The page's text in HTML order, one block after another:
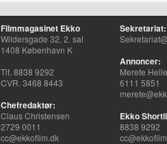
Filmmagasinet Ekko
Wildersgade 32, 2. sal
1408 København K
Tlf. 8838 9292
CVR. 3468 8443
Chefredaktør:
Claus Christensen
2729 0011
cc@ekkofilm.dk
Sekretariat:
Annoncer:
Merete
6111 5851
Ekko
8838 9292